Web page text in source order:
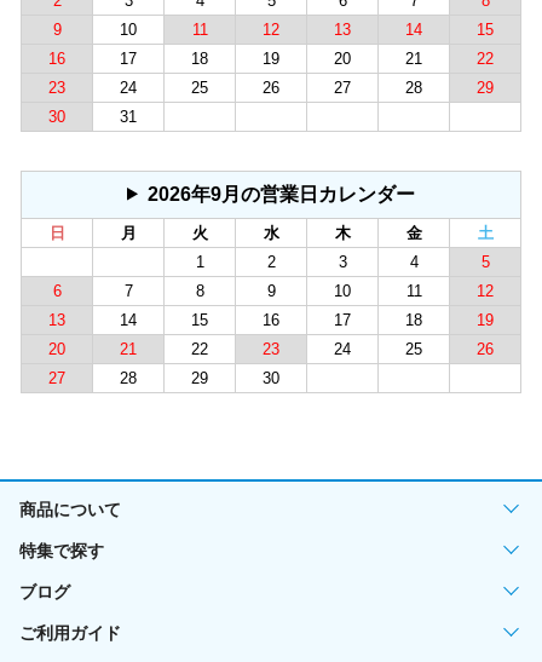
9
10 11 12 13 14
15
16
17 18 19 20 21
22
23
24 25 26 27 28
29
30
31
2026年9月の営業日カレンダー
日 月 火 水 木 金
土
1
2 3 4
5
6
7 8 9 10 11
12
13
14 15 16 17 18
19
20
21 22 23 24 25
26
27
28 29 30
商品について
特集で探す
ブログ
ご利用ガイド